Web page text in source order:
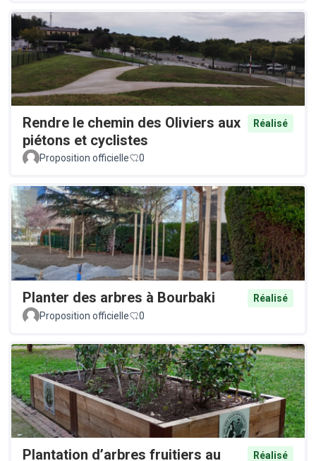
Rendre le chemin des Oliviers aux
piétons et cyclistes
Réalisé
Proposition officielle 0
Planter des arbres à Bourbaki
Réalisé
Proposition officielle
0
Plantation d’arbres fruitiers au Réalisé